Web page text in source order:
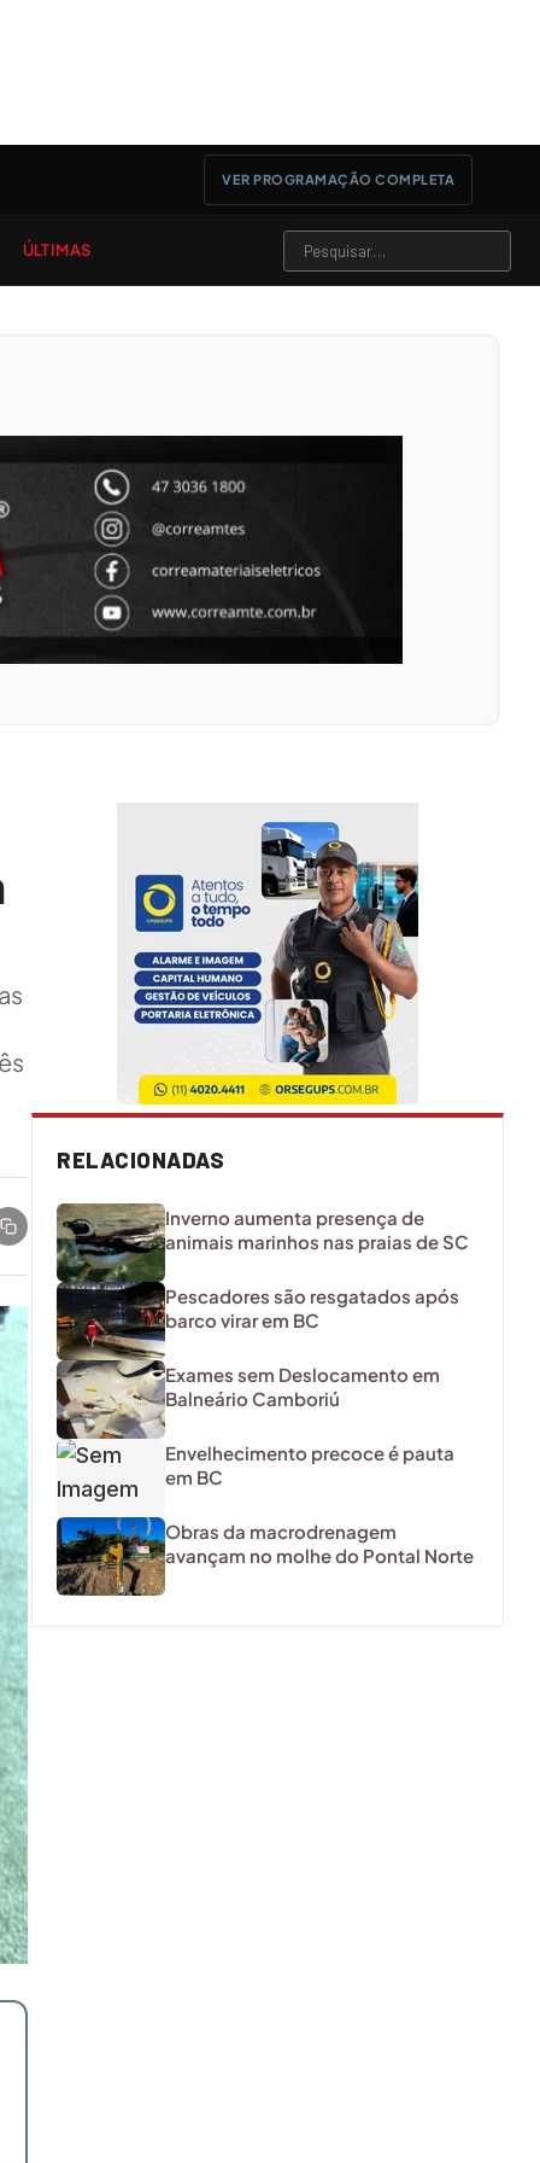
VER PROGRAMAÇÃO COMPLETA
ÚLTIMAS
RELACIONADAS
Inverno aumenta presença de
animais marinhos nas praias de SC
Pescadores são resgatados após
barco virar em BC
Exames sem Deslocamento em
Balneário Camboriú
Envelhecimento precoce é pauta
em BC
Obras da macrodrenagem
avançam no molhe do Pontal Norte